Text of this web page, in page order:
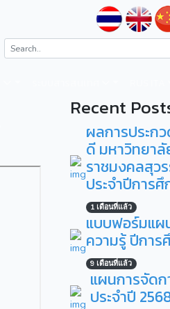
Recent
ผลการประก
ดี มหาวิทยาลั
ราชมงคลสุว
ประจำปีการ
1 เดือนที่แล้ว
แบบฟอร์มแผ
ความรู้ ปีการ
9 เดือนที่แล้ว
แผนการจัดก
ประจำปี